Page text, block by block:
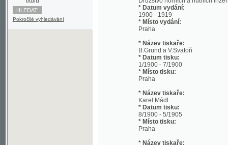
* Místo vydání:
Praha
* Název tiskaře:
B.Grund a V.Svatoň
1/1900 - 7/1900
* Místo tisku:
Praha
* Název tiskaře:
Karel Mádl
* Datum tisku:
* Místo tisku:
Praha
* Název tiskaře:
Fr. Vonka a Jos. Najman
* Datum tisku:
6/1905 - 7/1907
* Místo tisku: